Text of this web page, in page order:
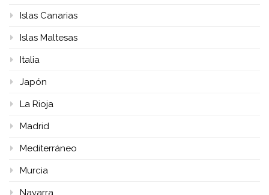
Islas Canarias
Islas Maltesas
Italia
Japón
La Rioja
Madrid
Mediterráneo
Murcia